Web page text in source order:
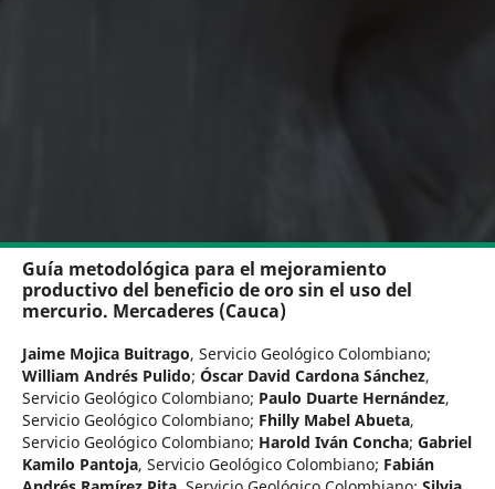
Guía metodológica para el mejoramiento
productivo del beneficio de oro sin el uso del
mercurio. Mercaderes (Cauca)
Jaime Mojica Buitrago, Servicio Geológico Colombiano;
William Andrés Pulido; Óscar David Cardona Sánchez,
Servicio Geológico Colombiano; Paulo Duarte Hernández,
Servicio Geológico Colombiano; Fhilly Mabel Abueta,
Servicio Geológico Colombiano; Harold Iván Concha; Gabriel
Kamilo Pantoja, Servicio Geológico Colombiano; Fabián